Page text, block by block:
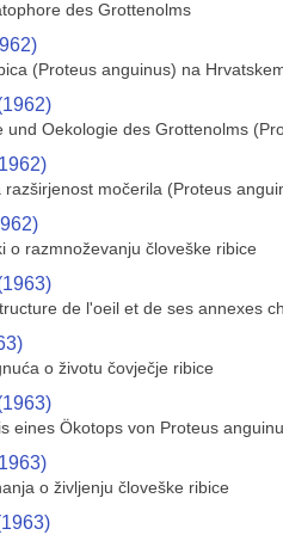
des Grottenolms
(Proteus anguinus) na
und Oekologie des Grottenolms
razširjenost močerila (Proteus
o razmnoževanju človeške ribice
de l'oeil et de ses annexes
o životu čovječje ribice
eines Ökotops von Proteus
o življenju človeške ribice